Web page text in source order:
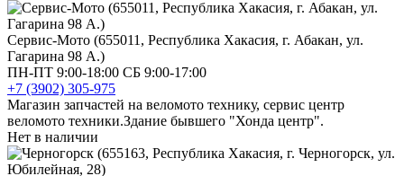
Сервис-Мото (655011, Республика Хакасия, г. Абакан, ул.
Гагарина 98 А.)
ПН-ПТ 9:00-18:00 СБ 9:00-17:00
+7 (3902) 305-975
Магазин запчастей на веломото технику, сервис центр
веломото техники.Здание бывшего "Хонда центр".
Нет в наличии